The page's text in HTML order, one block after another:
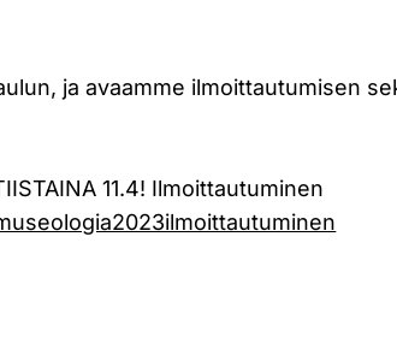
ja avaamme ilmoittautumisen
11.4! Ilmoittautuminen